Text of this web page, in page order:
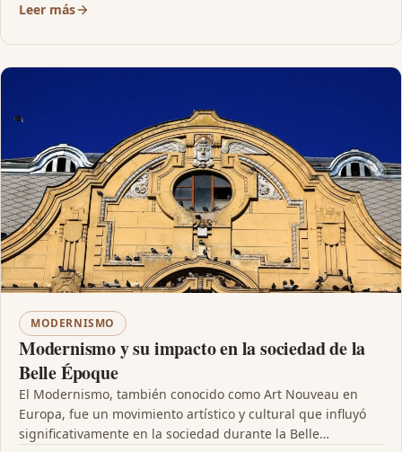
Leer más
MODERNISMO
Modernismo y su impacto en la sociedad de la
Belle Époque
El Modernismo, también conocido como Art Nouveau en
Europa, fue un movimiento artístico y cultural que influyó
significativamente en la sociedad durante la Belle…